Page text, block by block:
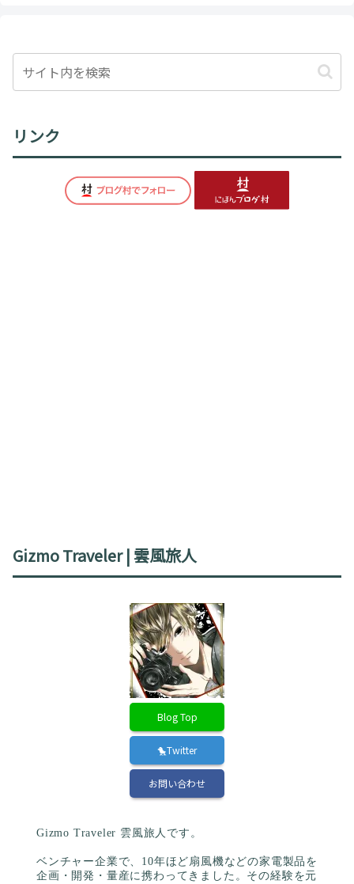
リンク
Gizmo Traveler | 雲風旅人
Blog Top
🐤Twitter
お問い合わせ
Gizmo Traveler 雲風旅人です。
ベンチャー企業で、10年ほど扇風機などの家電製品を
企画・開発・量産に携わってきました。その経験を元